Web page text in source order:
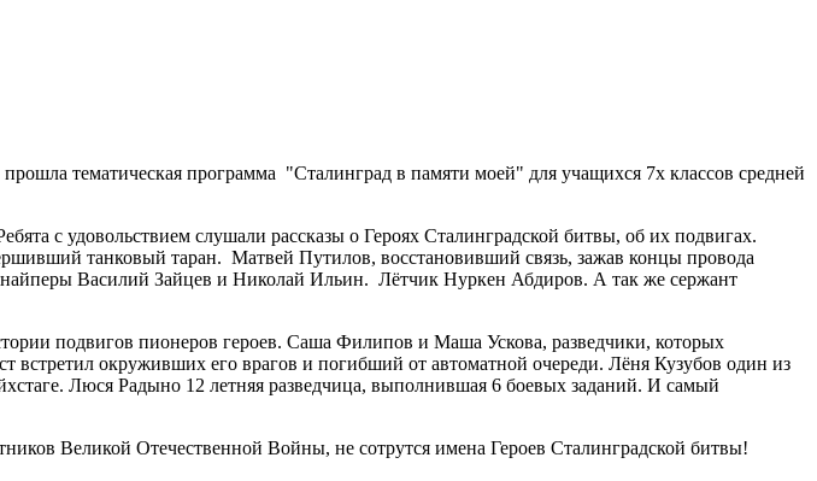
тематическая программа "Сталинград в памяти моей" для учащихся 7х классов средней
с удовольствием слушали рассказы о Героях Сталинградской битвы, об их подвигах.
танковый таран. Матвей Путилов, восстановивший связь, зажав концы провода
Василий Зайцев и Николай Ильин. Лётчик Нуркен Абдиров. А так же сержант
подвигов пионеров героев. Саша Филипов и Маша Ускова, разведчики, которых
окруживших его врагов и погибший от автоматной очереди. Лёня Кузубов один из
Люся Радыно 12 летняя разведчица, выполнившая 6 боевых заданий. И самый
Великой Отечественной Войны, не сотрутся имена Героев Сталинградской битвы!